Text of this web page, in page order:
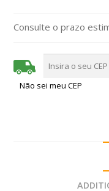
Consulte o prazo
Não sei meu CEP